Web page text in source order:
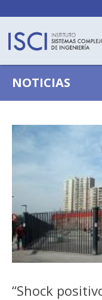
NOTICIAS
“Shock